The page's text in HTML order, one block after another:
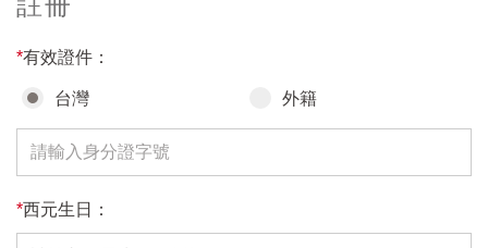
*有效證件：
台灣 外籍
*西元生日：